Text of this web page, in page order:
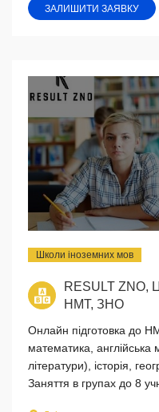
ЗАЛИШИТИ ЗАЯВКУ
Школи іноземних мов
RESULT
НМТ, ЗНО
Онлайн підготовка до
математика, англійська
літератури), історія,
Заняття в групах до 8